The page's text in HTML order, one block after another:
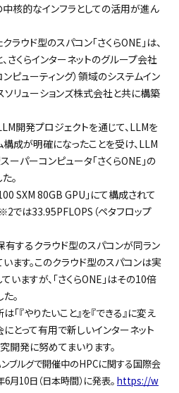
核的なインフラとしての活用が進ん
ウド型のスパコン「さくらONE」は、
さくらインターネットのグループ会社
ピューティング）領域のシステムイン
ソリューションズ株式会社と共に構築
開発プロジェクトを通じて、LLMを
成が明確になったことを受け、LLM
パーコンピュータ「さくらONE」の
。
SXM 80GB GPU」にて構成されて
※2では33.95PFLOPS（ペタフロップ
するクラウド型のスパコンが同ラン
ます。このクラウド型のスパコンは実
ますが、「さくらONE」はその10倍
。
「『やりたいこと』を『できる』に変え
とって有用で新しいインターネット
開発に努めてまいります。
ブルグで開催中のHPCに関する国際会
6月10日（日本時間）に発表。 https://w